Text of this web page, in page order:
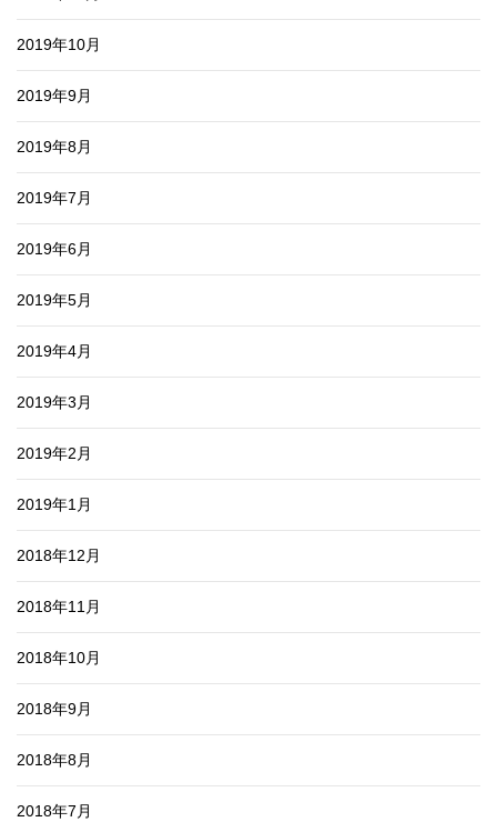
2019年10月
2019年9月
2019年8月
2019年7月
2019年6月
2019年5月
2019年4月
2019年3月
2019年2月
2019年1月
2018年12月
2018年11月
2018年10月
2018年9月
2018年8月
2018年7月